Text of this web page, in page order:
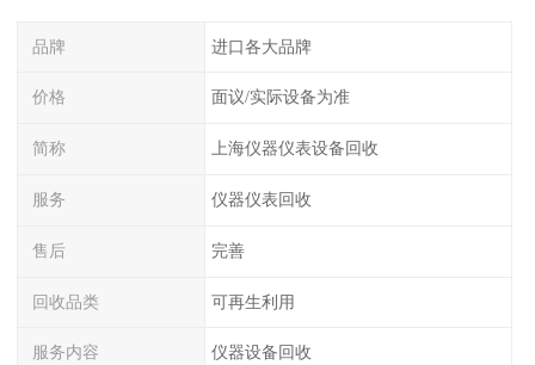
品牌 进口各大品牌
价格 面议/实际设备为准
简称 上海仪器仪表设备回收
服务 仪器仪表回收
售后 完善
回收品类 可再生利用
服务内容 仪器设备回收